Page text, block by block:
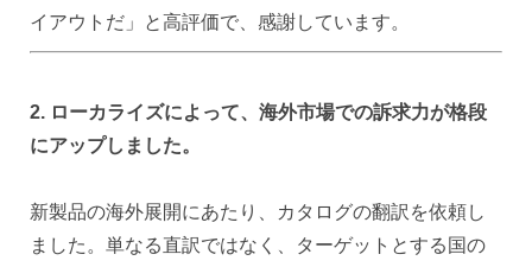
イアウトだ」と高評価で、感謝しています。
2. ローカライズによって、海外市場での訴求力が格段
にアップしました。
新製品の海外展開にあたり、カタログの翻訳を依頼し
ました。単なる直訳ではなく、ターゲットとする国の